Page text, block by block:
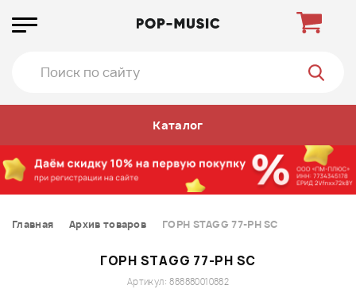
Каталог
Главная Архив товаров ГОРН STAGG 77-PH SC
ГОРН STAGG 77-PH SC
Артикул: 888880010882